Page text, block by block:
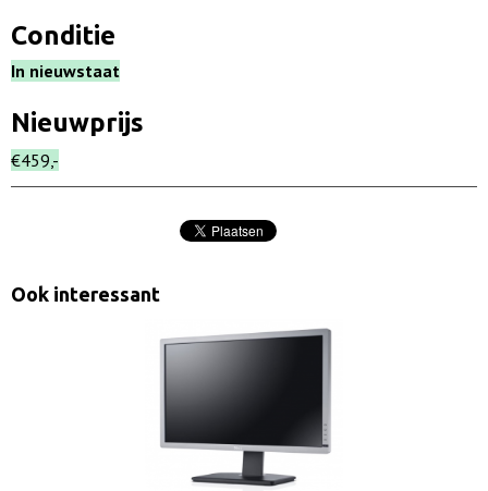
Conditie
In nieuwstaat
Nieuwprijs
€459,-
Ook interessant